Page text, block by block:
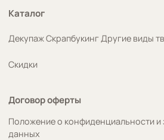
Каталог
ДекупажСкрапбукингДругие виды
Скидки
Договор оферты
Положение о конфиденциальности и
данных